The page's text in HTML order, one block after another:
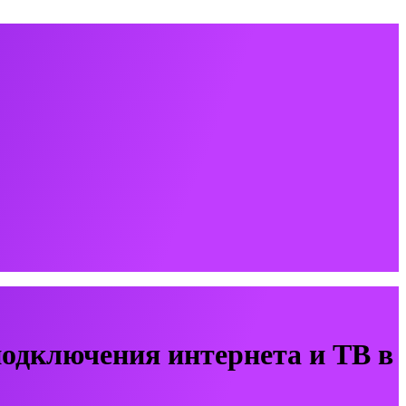
интернета и ТВ в